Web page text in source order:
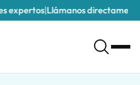
|Llámanos directamente